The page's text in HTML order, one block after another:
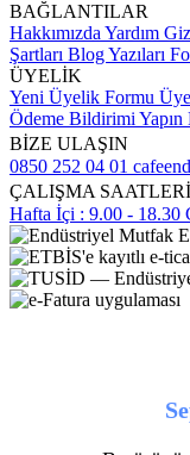
BAĞLANTILAR
Hakkımızda Yardım
Şartları Blog Yazıları
ÜYELİK
Yeni Üyelik Formu
Ödeme Bildirimi Yapın
BİZE ULAŞIN
0850 252 04 01
ÇALIŞMA SAATLERİ
Hafta İçi : 9.00 - 18.30